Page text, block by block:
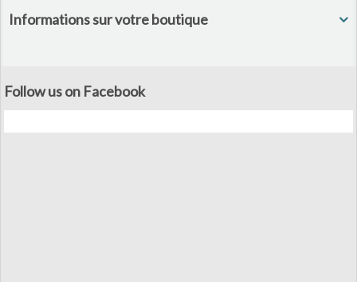
Informations sur votre boutique
Follow us on Facebook